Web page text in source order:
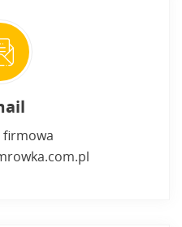
firmowa